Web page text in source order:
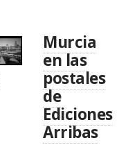
Murcia
en las
postales
de
Ediciones
Arribas